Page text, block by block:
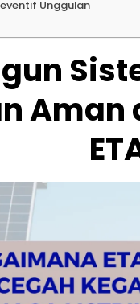
Unggulan
Aman